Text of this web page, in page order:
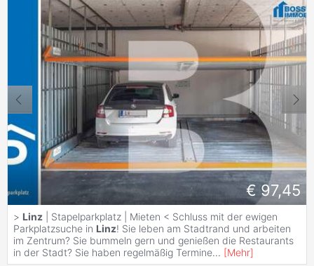
€ 97,45
> Linz | Stapelparkplatz | Mieten < Schluss mit der ewigen
Parkplatzsuche in Linz! Sie leben am Stadtrand und arbeiten
im Zentrum? Sie bummeln gern und genießen die Restaurants
in der Stadt? Sie haben regelmäßig Termine... [Mehr]